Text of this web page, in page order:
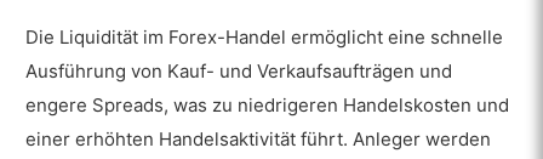
Die Liquidität im Forex-Handel ermöglicht eine schnelle
Ausführung von Kauf- und Verkaufsaufträgen und
engere Spreads, was zu niedrigeren Handelskosten und
einer erhöhten Handelsaktivität führt. Anleger werden